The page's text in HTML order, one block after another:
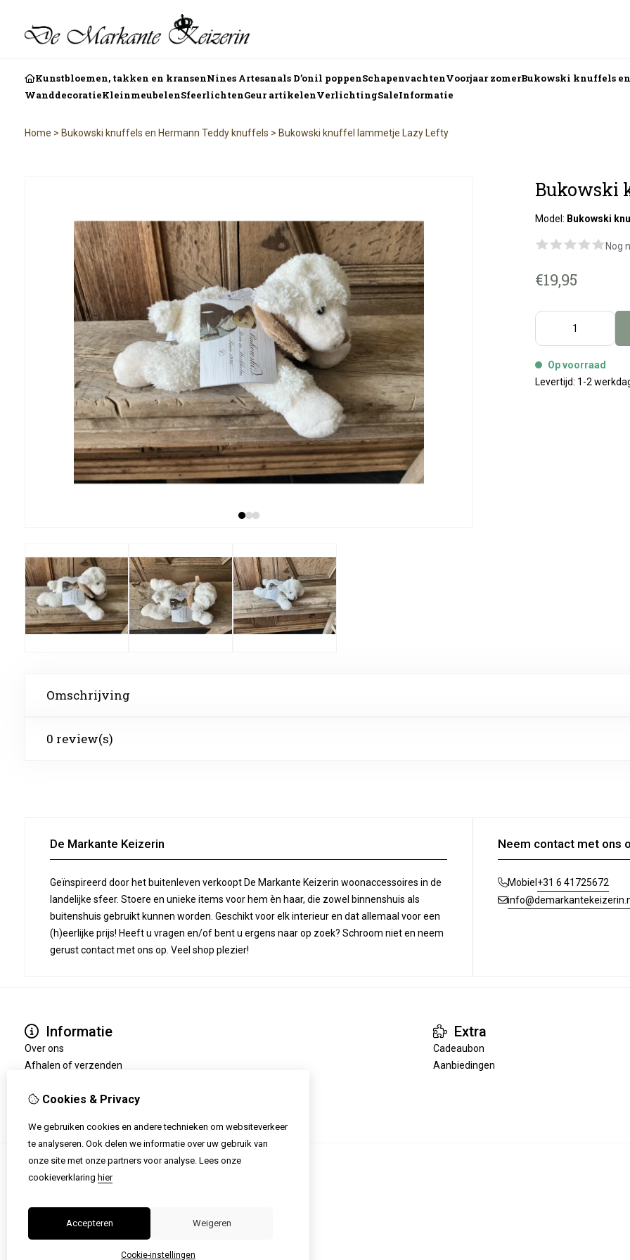
Kunstbloemen, takken en kransenNines Artesanals D’onil poppenSchapenvachtenVoorjaar zomerBukowski knuffels
WanddecoratieKleinmeubelenSfeerlichtenGeur artikelenVerlichtingSaleInformatie
Home > Bukowski knuffels en Hermann Teddy knuffels > Bukowski knuffel lammetje Lazy Lefty
Bukowski
Model: Bukowski
Nog
€19,95
Op voorraad
Levertijd: 1-2
Omschrijving
0 review(s)
De Markante Keizerin
Geïnspireerd door het buitenleven verkoopt De Markante Keizerin woonaccessoires in de
landelijke sfeer. Stoere en unieke items voor hem èn haar, die zowel binnenshuis als
buitenshuis gebruikt kunnen worden. Geschikt voor elk interieur en dat allemaal voor een
(h)eerlijke prijs! Heeft u vragen en/of bent u ergens naar op zoek? Schroom niet en neem
gerust contact met ons op. Veel shop plezier!
Neem contact met ons
Mobiel +31 6 41725672
Informatie
Over ons
Afhalen of verzenden
Kan ik retourneren?
Extra
Cadeaubon
Aanbiedingen
Cookies & Privacy
We gebruiken cookies en andere technieken om websiteverkeer
te analyseren. Ook delen we informatie over uw gebruik van
onze site met onze partners voor analyse. Lees onze
cookieverklaring hier
Accepteren Weigeren
Cookie-instellingen